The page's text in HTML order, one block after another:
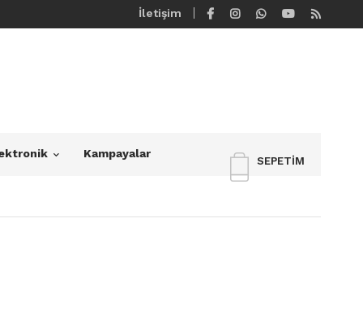
İletişim
SEPETIM
Kampayalar